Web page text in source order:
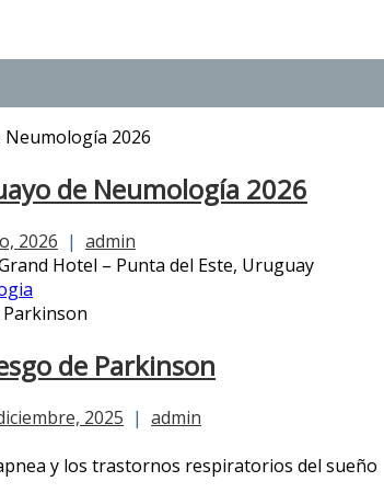
de Neumología 2026
2026 | admin
Hotel – Punta del Este, Uruguay
de Parkinson
2025 | admin